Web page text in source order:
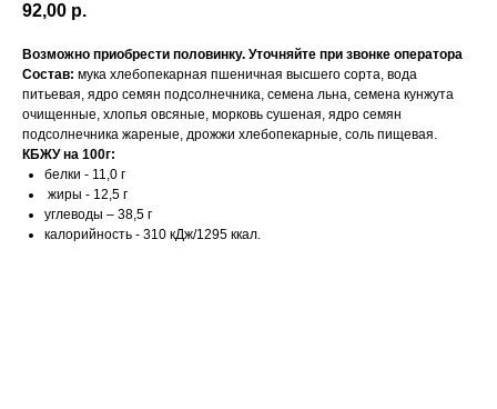
92,00 р.
Возможно приобрести половинку. Уточняйте при звонке оператора
Состав: мука хлебопекарная пшеничная высшего сорта, вода
питьевая, ядро семян подсолнечника, семена льна, семена кунжута
очищенные, хлопья овсяные, морковь сушеная, ядро семян
подсолнечника жареные, дрожжи хлебопекарные, соль пищевая.
КБЖУ на 100г:
белки - 11,0 г
жиры - 12,5 г
углеводы – 38,5 г
калорийность - 310 кДж/1295 ккал.